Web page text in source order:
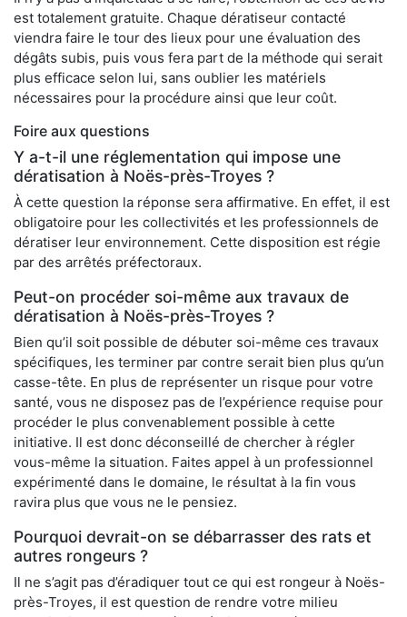
est totalement gratuite. Chaque dératiseur contacté
viendra faire le tour des lieux pour une évaluation des
dégâts subis, puis vous fera part de la méthode qui serait
plus efficace selon lui, sans oublier les matériels
nécessaires pour la procédure ainsi que leur coût.
Foire aux questions
Y a-t-il une réglementation qui impose une
dératisation à Noës-près-Troyes ?
À cette question la réponse sera affirmative. En effet, il est
obligatoire pour les collectivités et les professionnels de
dératiser leur environnement. Cette disposition est régie
par des arrêtés préfectoraux.
Peut-on procéder soi-même aux travaux de
dératisation à Noës-près-Troyes ?
Bien qu’il soit possible de débuter soi-même ces travaux
spécifiques, les terminer par contre serait bien plus qu’un
casse-tête. En plus de représenter un risque pour votre
santé, vous ne disposez pas de l’expérience requise pour
procéder le plus convenablement possible à cette
initiative. Il est donc déconseillé de chercher à régler
vous-même la situation. Faites appel à un professionnel
expérimenté dans le domaine, le résultat à la fin vous
ravira plus que vous ne le pensiez.
Pourquoi devrait-on se débarrasser des rats et
autres rongeurs ?
Il ne s’agit pas d’éradiquer tout ce qui est rongeur à Noës-
près-Troyes, il est question de rendre votre milieu